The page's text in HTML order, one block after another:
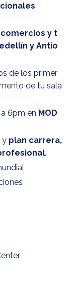
y t
y Antio
de los primer
de tu sala
6pm en MOD
y plan carrera,